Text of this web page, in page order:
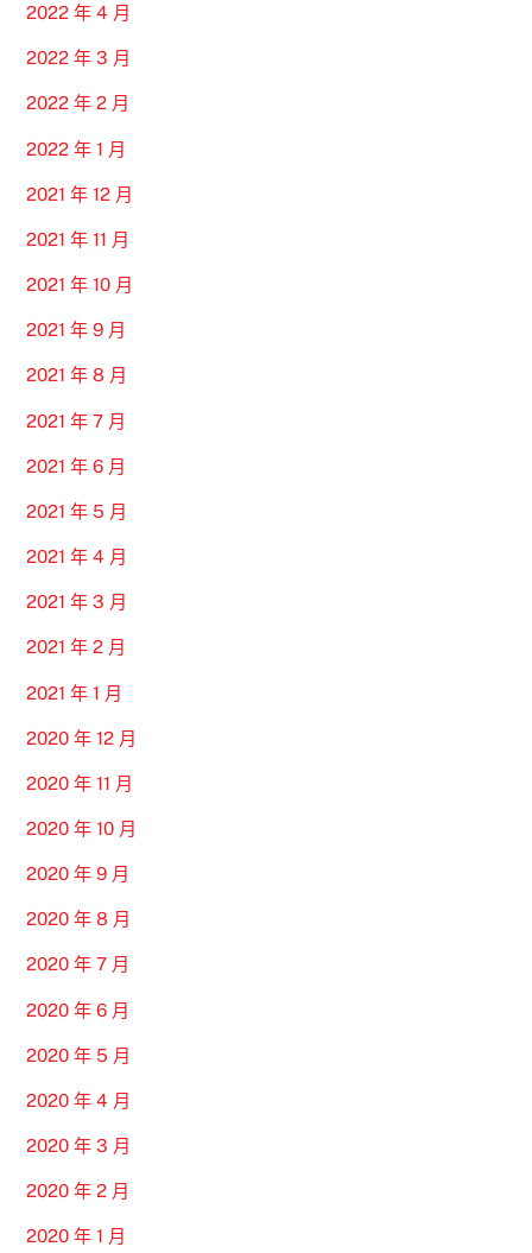
2022 年 4 月
2022 年 3 月
2022 年 2 月
2022 年 1 月
2021 年 12 月
2021 年 11 月
2021 年 10 月
2021 年 9 月
2021 年 8 月
2021 年 7 月
2021 年 6 月
2021 年 5 月
2021 年 4 月
2021 年 3 月
2021 年 2 月
2021 年 1 月
2020 年 12 月
2020 年 11 月
2020 年 10 月
2020 年 9 月
2020 年 8 月
2020 年 7 月
2020 年 6 月
2020 年 5 月
2020 年 4 月
2020 年 3 月
2020 年 2 月
2020 年 1 月